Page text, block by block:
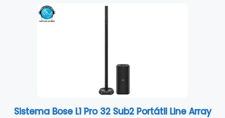
Sistema Bose L1 Pro 32 Sub2 Portátil Line Array